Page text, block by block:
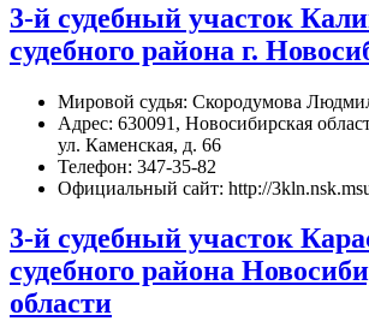
3-й судебный участок
судебного района г.
Мировой судья: Скородумова
Адрес: 630091, Новосибирская
ул. Каменская, д. 66
Телефон: 347-35-82
Официальный сайт: http://
3-й судебный участок
судебного района
области